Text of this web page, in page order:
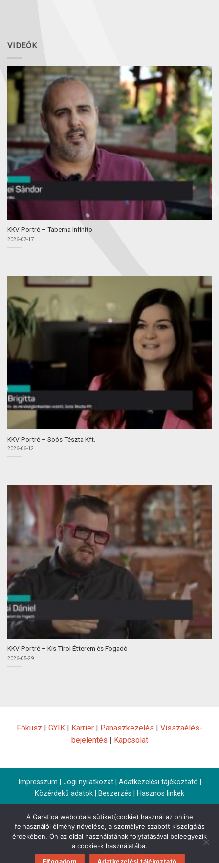
VIDEÓK
KKV Portré – Taberna Infinito
2026-07-17
KKV Portré – Soós Tészta Kft.
2026-06-12
KKV Portré – Kis Tirol Étterem és Fogadó
2026-05-29
Fókusz | GYIK | Karrier | Panaszkezelés | Visszaélés-
bejelentés | Kapcsolat
Impresszum Jogi nyilatkozat| Adatkezelési tájékoztató
Közérdekű adatok
Beszerzés Hasznos linkek
A Garatiqa weboldala sütiket(cookie) használ az online
felhasználói élmény növelése, a személyre szabott kiszolgálás
érdekében. Ön az oldal használatának folytatásával beleegyezik
a cookie-k használatába.
Elfogadom Adatkezelési tájékoztató